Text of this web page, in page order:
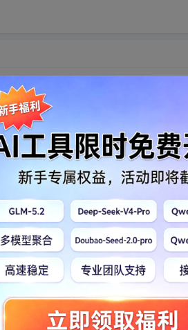
开发项目,另外一份是用java搞手机
到动态 举报